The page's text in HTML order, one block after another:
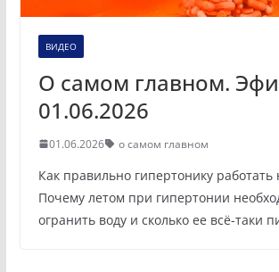
ВИДЕО
О самом главном.
01.06.2026
01.06.2026 о самом главном
Как правильно гипертонику работать
Почему летом при гипертонии
огранить воду и сколько ее всё-таки